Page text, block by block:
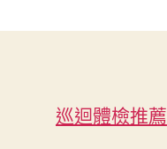
巡迴體檢推薦